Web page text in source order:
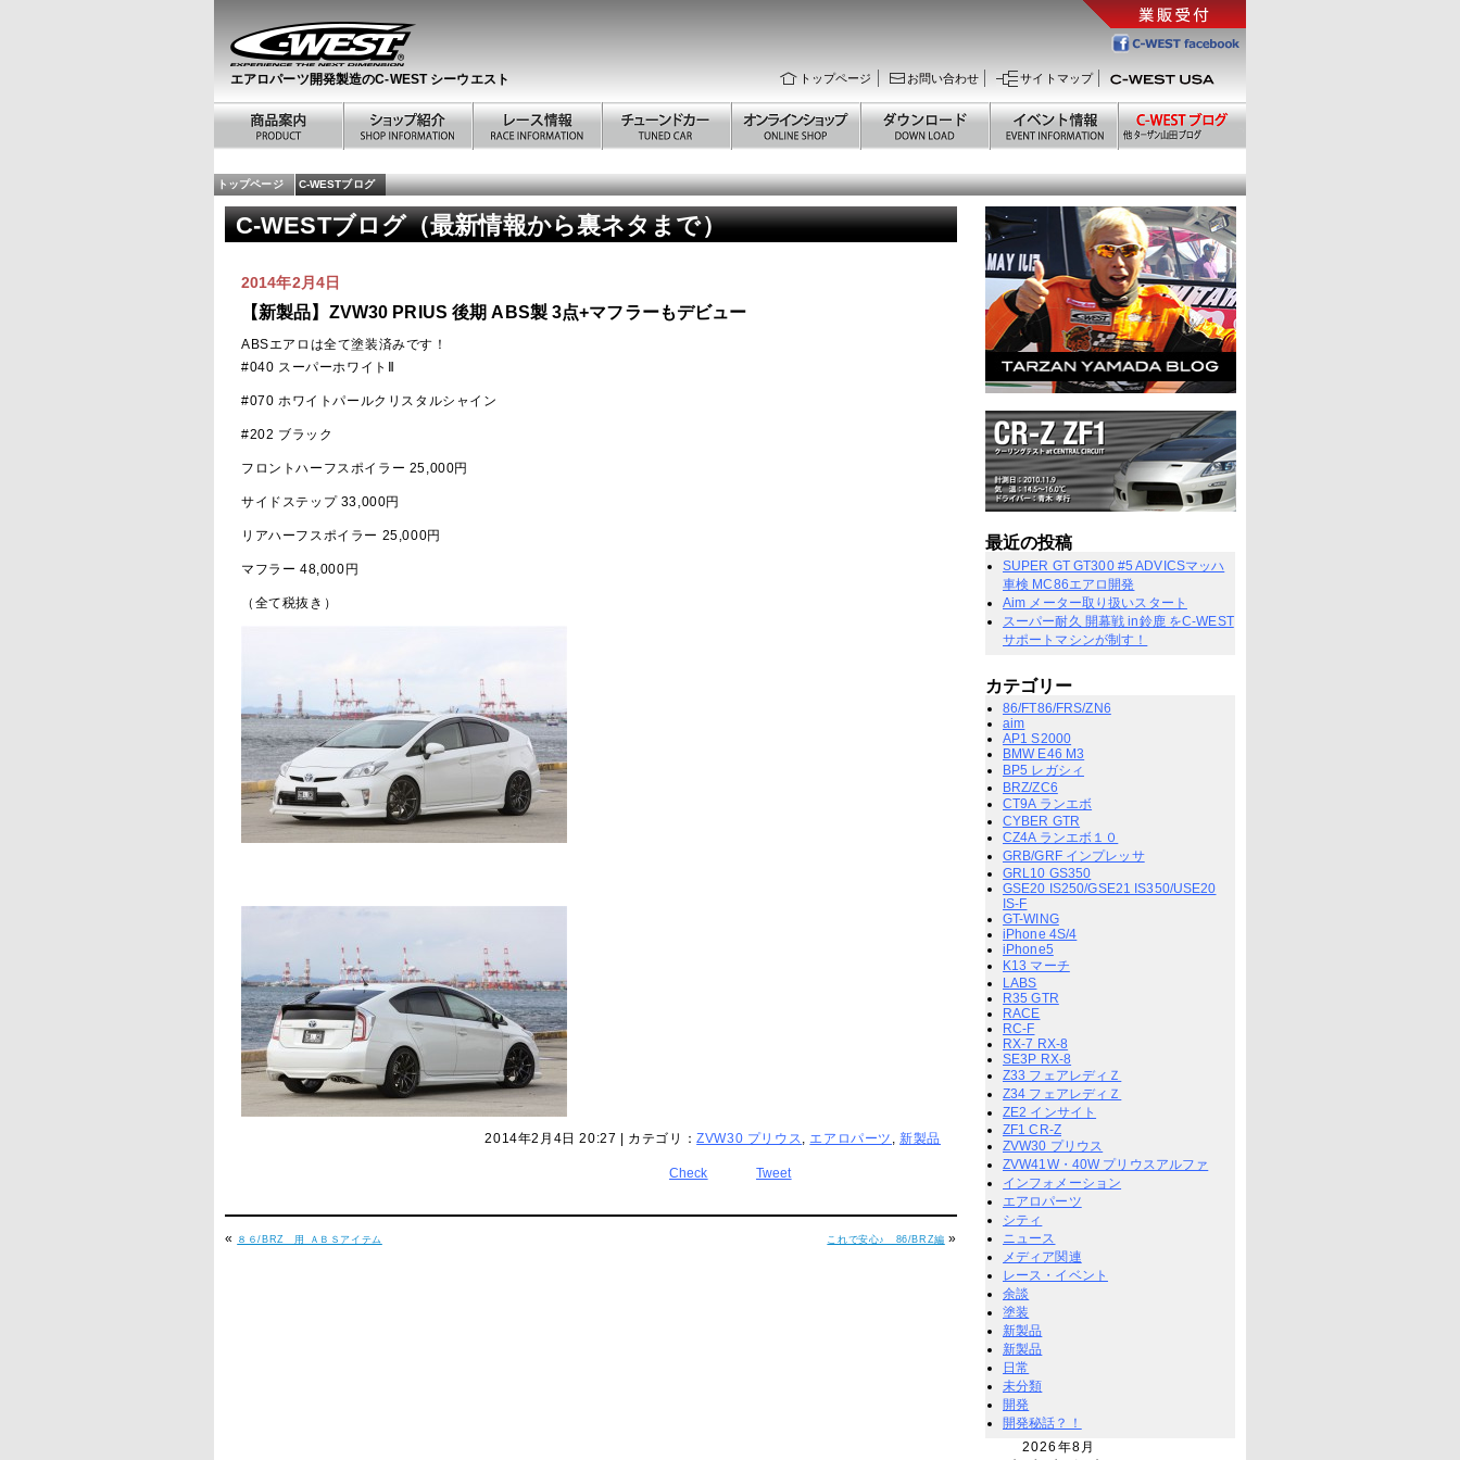
エアロパーツ開発製造のC-WEST シーウエスト トップページ お問い合わせ サイトマップ
トップページ C-WESTブログ
C-WESTブログ（最新情報から裏ネタまで）
2014年2月4日
【新製品】ZVW30 PRIUS 後期 ABS製 3点+マフラーもデビュー
ABSエアロは全て塗装済みです！
#040 スーパーホワイトⅡ
#070 ホワイトパールクリスタルシャイン
#202 ブラック
フロントハーフスポイラー 25,000円
サイドステップ 33,000円
リアハーフスポイラー 25,000円
マフラー 48,000円
（全て税抜き）
2014年2月4日 20:27 | カテゴリ：ZVW30 プリウス, エアロパーツ ,新製品
Tweet
Check
« ８６/BRZ 用 ＡＢＳアイテム これで安心♪ 86/BRZ編 »
最近の投稿
SUPER GT GT300 #5 ADVICSマッハ
車検 MC86エアロ開発
Aim メーター取り扱いスタート
スーパー耐久 開幕戦 in鈴鹿 をC-WEST
サポートマシンが制す！
カテゴリー
86/FT86/FRS/ZN6
aim
AP1 S2000
BMW E46 M3
BP5 レガシィ
BRZ/ZC6
CT9A ランエボ
CYBER GTR
CZ4A ランエボ１０
GRB/GRF インプレッサ
GRL10 GS350
GSE20 IS250/GSE21 IS350/USE20
IS-F
GT-WING
iPhone 4S/4
iPhone5
K13 マーチ
LABS
R35 GTR
RACE
RC-F
RX-7 RX-8
SE3P RX-8
Z33 フェアレディＺ
Z34 フェアレディＺ
ZE2 インサイト
ZF1 CR-Z
ZVW30 プリウス
ZVW41W・40W プリウスアルファ
インフォメーション
エアロパーツ
シティ
ニュース
メディア関連
レース・イベント
余談
塗装
新製品
新製品
日常
未分類
開発
開発秘話？！
2026年8月